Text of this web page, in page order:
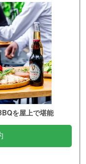
を屋上で堪能